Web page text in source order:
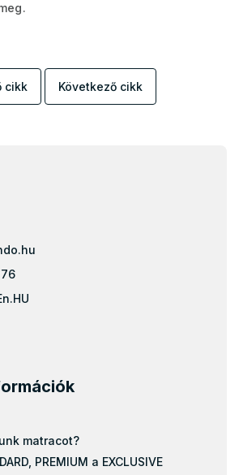
cikk Következő cikk
matracot?
PREMIUM a EXCLUSIVE